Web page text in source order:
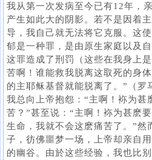
我从第一次发病至今已有12年，
产生如此大的阴影。若不是因着
导，我自己就无法将它克服。这
郁是一种罪，是由原生家庭以及
这罪造成了刑罚（这些在我身上
苦啊！谁能救我脱离这取死的身
的主耶稣基督就能脱离了。”（罗
我总向上帝抱怨：“主啊！袮为甚
苦？”甚至说：“主啊！袮为甚麽
生命，我就不会这麽痛苦了。”然
子，彷佛噩梦一场，上帝却亲自
的幽谷。由於这些经验，我也比